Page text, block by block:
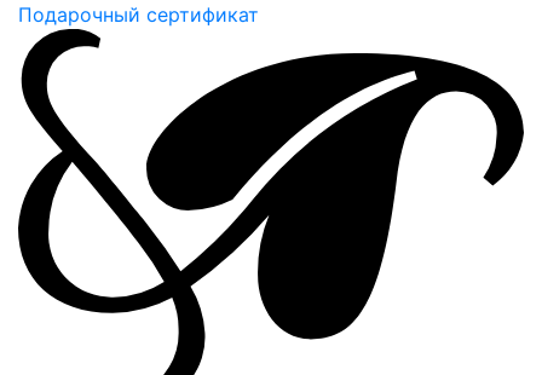
Подарочный сертификат